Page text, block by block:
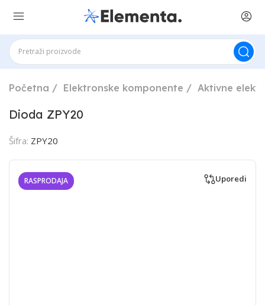
Početna Elektronske komponente Aktivne
Dioda ZPY20
Šifra: ZPY20
RASPRODAJA Uporedi